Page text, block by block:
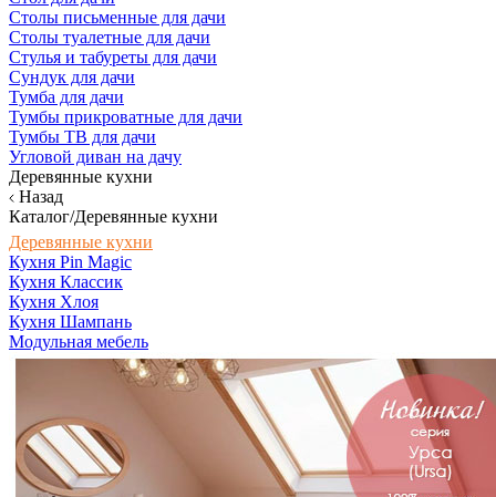
Столы письменные для дачи
Столы туалетные для дачи
Стулья и табуреты для дачи
Сундук для дачи
Тумба для дачи
Тумбы прикроватные для дачи
Тумбы ТВ для дачи
Угловой диван на дачу
Деревянные кухни
Назад
Каталог/Деревянные кухни
Деревянные кухни
Кухня Pin Magic
Кухня Классик
Кухня Хлоя
Кухня Шампань
Модульная мебель